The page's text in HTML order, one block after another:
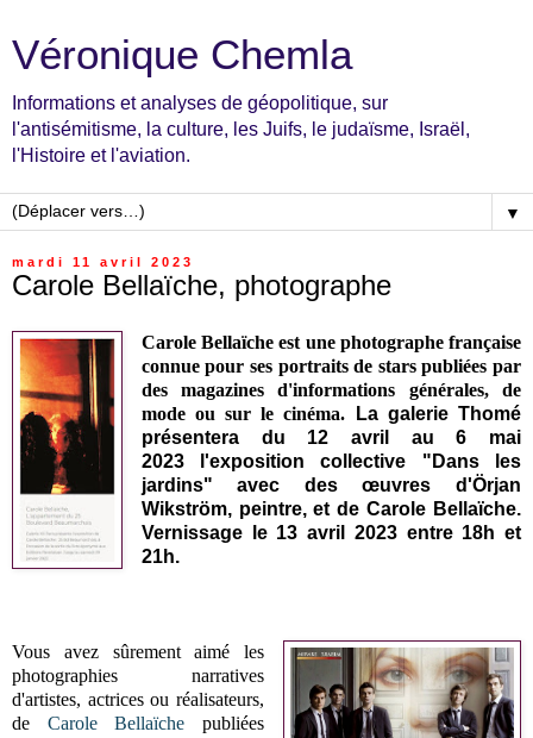
Véronique Chemla
Informations et analyses de géopolitique, sur
l'antisémitisme, la culture, les Juifs, le judaïsme, Israël,
l'Histoire et l'aviation.
▼
mardi 11 avril 2023
Carole Bellaïche, photographe
Carole Bellaïche est une photographe française
connue pour ses portraits de stars publiées par
des magazines d'informations générales, de
mode ou sur le cinéma.
La galerie Thomé
présentera du 12 avril au 6 mai
2023 l'exposition collective "Dans les
jardins" avec des œuvres d'Örjan
Wikström, peintre, et de Carole Bellaïche.
Vernissage le 13 avril 2023 entre 18h et
21h.
Vous avez sûrement aimé les
photographies narratives
d'artistes, actrices ou réalisateurs,
de Carole Bellaïche publiées